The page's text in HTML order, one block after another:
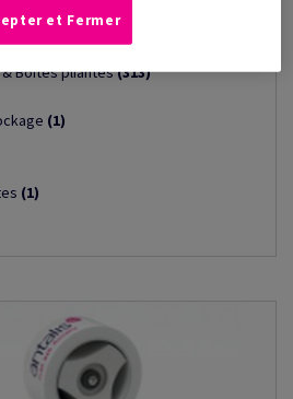
et palettes
Boîtes pliantes(313)
(1)
(1)
et Fermer